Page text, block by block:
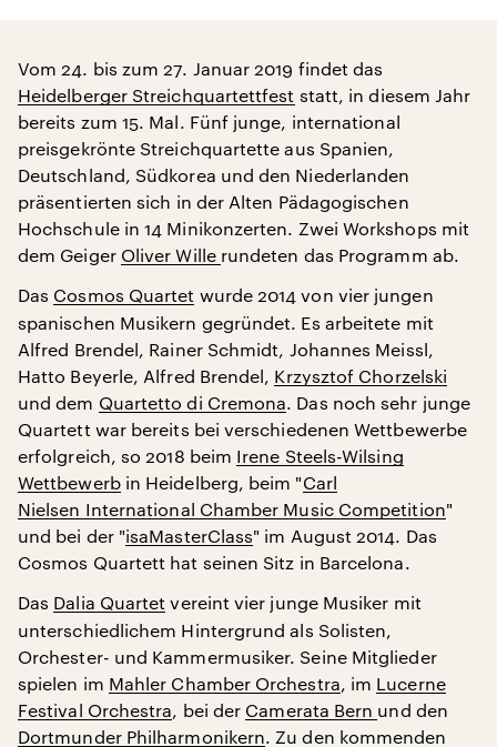
Vom 24. bis zum 27. Januar 2019 findet das
Heidelberger Streichquartettfest statt, in diesem Jahr
bereits zum 15. Mal. Fünf junge, international
preisgekrönte Streichquartette aus Spanien,
Deutschland, Südkorea und den Niederlanden
präsentierten sich in der Alten Pädagogischen
Hochschule in 14 Minikonzerten. Zwei Workshops mit
dem Geiger Oliver Wille rundeten das Programm ab.
Das Cosmos Quartet wurde 2014 von vier jungen
spanischen Musikern gegründet. Es arbeitete mit
Alfred Brendel, Rainer Schmidt, Johannes Meissl,
Hatto Beyerle, Alfred Brendel, Krzysztof Chorzelski
und dem Quartetto di Cremona. Das noch sehr junge
Quartett war bereits bei verschiedenen Wettbewerbe
erfolgreich, so 2018 beim Irene Steels-Wilsing
Wettbewerbin Heidelberg, beim "Carl
Nielsen International Chamber Music Competition"
und bei der "isaMasterClass" im August 2014. Das
Cosmos Quartett hat seinen Sitz in Barcelona.
Das Dalia Quartet vereint vier junge Musiker mit
unterschiedlichem Hintergrund als Solisten,
Orchester- und Kammermusiker. Seine Mitglieder
spielen im Mahler Chamber Orchestra, im Lucerne
Festival Orchestra, bei der Camerata Bern und den
Dortmunder Philharmonikern. Zu den kommenden